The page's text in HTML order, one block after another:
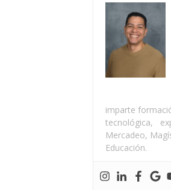
imparte
tecnológica,
Mercadeo,
Educación.